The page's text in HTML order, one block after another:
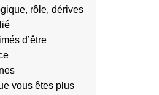
rôle, dérives
d’être
vous êtes plus